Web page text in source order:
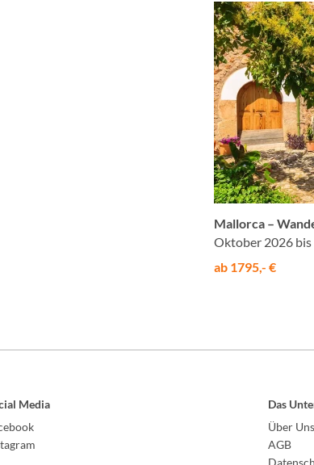
Mallorca –
Oktober 2026
ab 1795,- €
Media
Das
Über Uns
AGB